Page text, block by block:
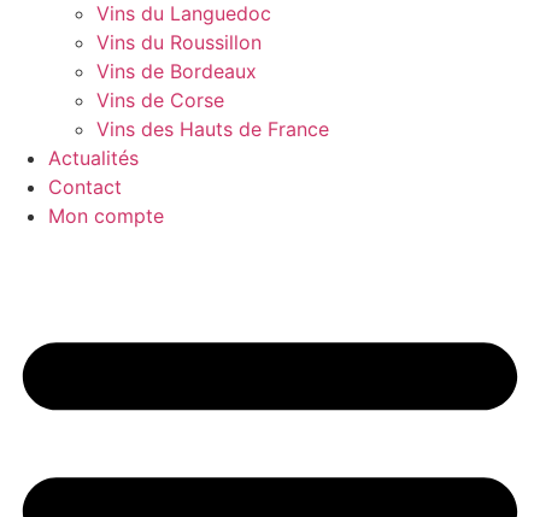
Vins du Languedoc
Vins du Roussillon
Vins de Bordeaux
Vins de Corse
Vins des Hauts de France
Actualités
Contact
Mon compte